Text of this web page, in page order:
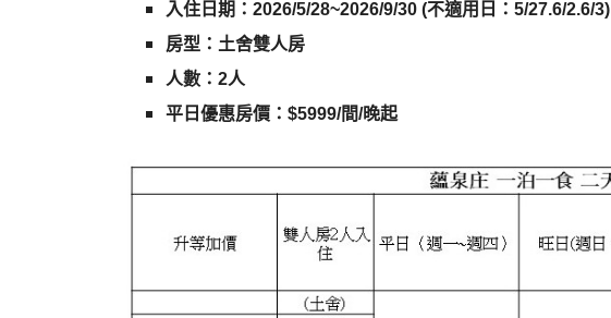
入住日期：2026/5/28~2026/9/30 (不適用日：5/27.6/2.6/3)
房型：土舍雙人房
人數：2人
平日優惠房價：$5999/間/晚起